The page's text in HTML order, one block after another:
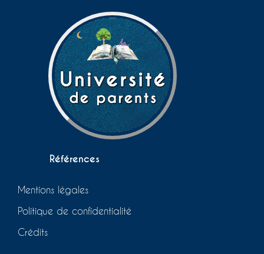
Références
Mentions légales
Politique de confidentialité
Crédits